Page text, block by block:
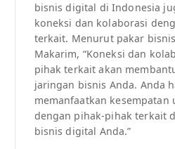
bisnis digital di Indonesia
koneksi dan kolaborasi
terkait. Menurut pakar
Makarim, “Koneksi dan
pihak terkait akan
jaringan bisnis Anda. Anda
memanfaatkan kesempatan
dengan pihak-pihak terkait
bisnis digital Anda.”